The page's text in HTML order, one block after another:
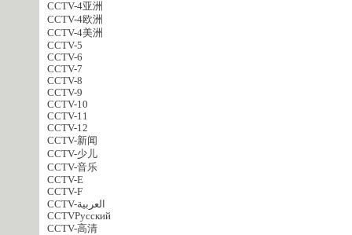
CCTV-4亚洲
CCTV-4欧洲
CCTV-4美洲
CCTV-5
CCTV-6
CCTV-7
CCTV-8
CCTV-9
CCTV-10
CCTV-11
CCTV-12
CCTV-新闻
CCTV-少儿
CCTV-音乐
CCTV-E
CCTV-F
CCTV-العربية
CCTVPусский
CCTV-高清